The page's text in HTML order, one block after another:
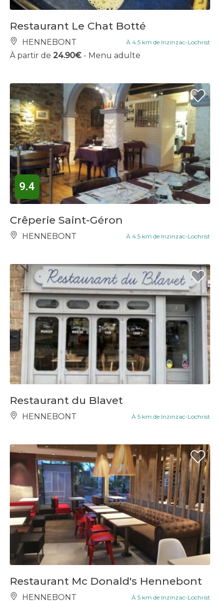
Restaurant Le Chat Botté
HENNEBONT À 4.5 km de Inzinzac-Lochrist
À partir de 24.90€ - Menu adulte
9.4
Crêperie Saint-Géron
HENNEBONT À 4.5 km de Inzinzac-Lochrist
Restaurant du Blavet
HENNEBONT À 5 km de Inzinzac-Lochrist
Restaurant Mc Donald's Hennebont
HENNEBONT À 5 km de Inzinzac-Lochrist